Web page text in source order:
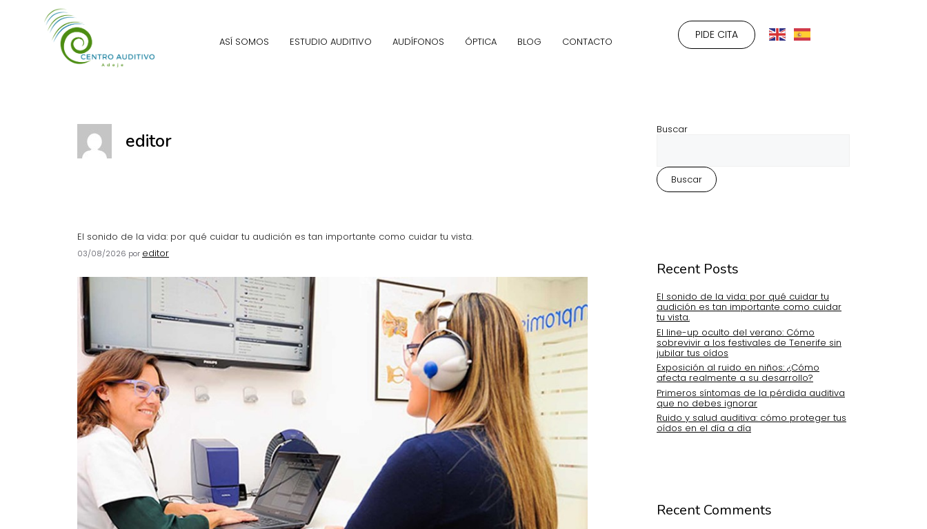
ASÍ SOMOS ESTUDIO AUDITIVO AUDÍFONOS ÓPTICA BLOG CONTACTO
PIDE CITA
editor
El sonido de la vida: por qué cuidar tu audición es tan importante como cuidar tu vista.
03/08/2026 por editor
Buscar
Buscar
Recent Posts
El sonido de la vida: por qué cuidar tu
audición es tan importante como cuidar
tu vista.
El line-up oculto del verano: Cómo
sobrevivir a los festivales de Tenerife sin
jubilar tus oídos
Exposición al ruido en niños: ¿Cómo
afecta realmente a su desarrollo?
Primeros síntomas de la pérdida auditiva
que no debes ignorar
Ruido y salud auditiva: cómo proteger tus
oídos en el día a día
Recent Comments